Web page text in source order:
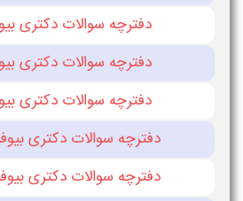
دفترچه سوالات دکتری
دفترچه سوالات دکتری
دفترچه سوالات دکتری
دفترچه سوالات دکتری
دفترچه سوالات دکتری